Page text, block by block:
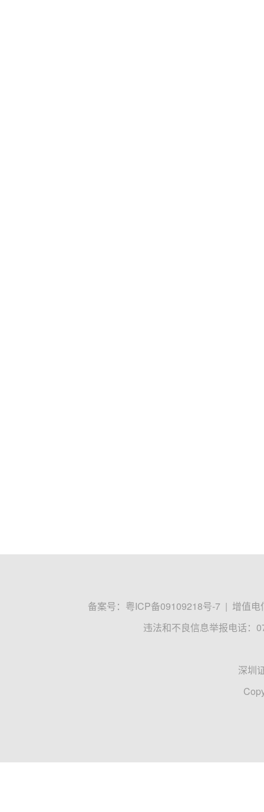
备案号： 粤ICP备09109218号-7 | 增值电
违法和不良信息举报电话：
深圳